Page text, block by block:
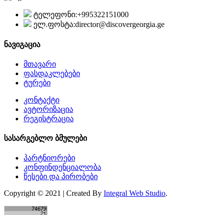
ტელეფონი:+995322151000
ელ.ფოსტა:director@discovergeorgia.ge
ნავიგაცია
მთავარი
ფასდაკლებები
ტურები
კონტაქტი
ავტორიზაცია
რეგისტრაცია
სასარგებლო ბმულები
პარტნიორები
კონფინდენციალობა
წესები და პირობები
Copyright © 2021 | Created By Integral Web Studio.